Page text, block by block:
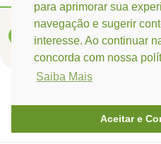
para aprimorar sua
navegação e sugerir
interesse. Ao continuar
concorda com nossa
Saiba Mais
Aceitar e
Campo
Base:
Rua Espirito Santos
(66) 3421-3741 /